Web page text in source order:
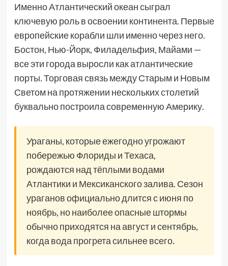
Именно Атлантический океан сыграл
ключевую роль в освоении континента. Первые
европейские корабли шли именно через него.
Бостон, Нью-Йорк, Филадельфия, Майами —
все эти города выросли как атлантические
порты. Торговая связь между Старым и Новым
Светом на протяжении нескольких столетий
буквально построила современную Америку.
Ураганы, которые ежегодно угрожают
побережью Флориды и Техаса,
рождаются над тёплыми водами
Атлантики и Мексиканского залива. Сезон
ураганов официально длится с июня по
ноябрь, но наиболее опасные штормы
обычно приходятся на август и сентябрь,
когда вода прогрета сильнее всего.